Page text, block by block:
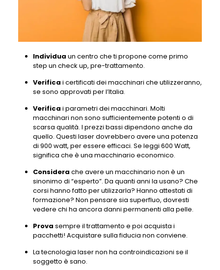
Individua un centro che ti propone come primo
step un check up, pre-trattamento.
Verifica i certificati dei macchinari che utilizzeranno,
se sono approvati per l’Italia.
Verifica i parametri dei macchinari. Molti
macchinari non sono sufficientemente potenti o di
scarsa qualità. I prezzi bassi dipendono anche da
quello. Questi laser dovrebbero avere una potenza
di 900 watt, per essere efficaci. Se leggi 600 Watt,
significa che è una macchinario economico.
Considera che avere un macchinario non è un
sinonimo di “esperto”. Da quanti anni la usano? Che
corsi hanno fatto per utilizzarla? Hanno attestati di
formazione? Non pensare sia superfluo, dovresti
vedere chi ha ancora danni permanenti alla pelle.
Prova sempre il trattamento e poi acquista i
pacchetti! Acquistare sulla fiducia non conviene.
La tecnologia laser non ha controindicazioni se il
soggetto è sano.